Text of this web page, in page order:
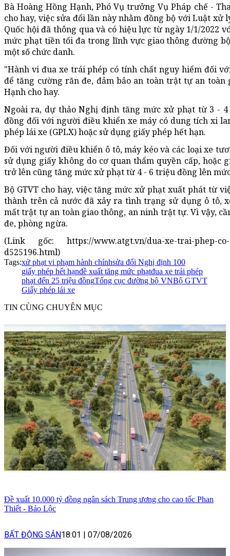
Bà Hoàng Hồng Hạnh, Phó Vụ trưởng Vụ Pháp chế -
cho hay, việc sửa đổi lần này nhằm đồng bộ với Luật
Quốc hội đã thông qua và có hiệu lực từ ngày 1/1/2022
mức phạt tiền tối đa trong lĩnh vực giao thông đường
một số chức danh.
"Hành vi đua xe trái phép có tính chất nguy hiểm đối
để tăng cường răn đe, đảm bảo an toàn trật tự an
Hạnh cho hay.
Ngoài ra, dự thảo Nghị định tăng mức xử phạt từ 3 -
đồng đối với người điều khiển xe máy có dung tích xi
phép lái xe (GPLX) hoặc sử dụng giấy phép hết hạn.
Đối với người điều khiển ô tô, máy kéo và các loại xe
sử dụng giấy không do cơ quan thẩm quyền cấp, hoặc
trở lên cũng tăng mức xử phạt từ 4 - 6 triệu đồng lên
Bộ GTVT cho hay, việc tăng mức xử phạt xuất phát từ
thành trên cả nước đã xảy ra tình trạng sử dụng ô tô,
mất trật tự an toàn giao thông, an ninh trật tự. Vì vậy,
đe, phòng ngừa.
(Link gốc: https://www.atgt.vn/dua-xe-trai-phep-co-
d525196.html)
Tags:xử phạt vi phạm hành chínhsửa đổi Nghị định 100
giấy phép hết hạnđề xuất tăng mức phạtđua xe trái phép
phạt đến 25 triệu đồngTổng cục đường bộ VNBộ GTVT
Giấy phép lái xe
TIN CÙNG CHUYÊN MỤC
Đề xuất 10.000 tỷ đồng ngân sách Trung ương cho cao tốc Phan
Thiết - Bảo Lộc
BẤT ĐỘNG SẢN18:01 | 07/08/2026